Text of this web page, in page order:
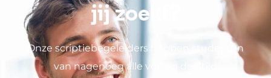
jij zoekt?
Onze scriptiebegeleiders hebben studenten
van nagenoeg alle vol- en deeltijd